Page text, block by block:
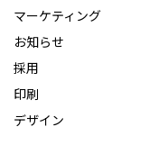
マーケティング
お知らせ
採用
印刷
デザイン